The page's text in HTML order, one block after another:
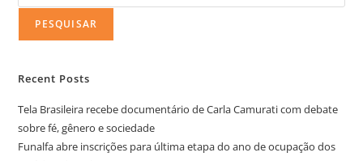
PESQUISAR
Recent Posts
Tela Brasileira recebe documentário de Carla Camurati com debate
sobre fé, gênero e sociedade
Funalfa abre inscrições para última etapa do ano de ocupação dos